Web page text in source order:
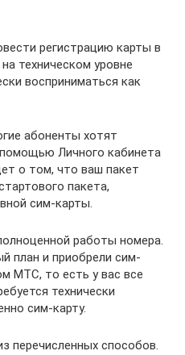
регистрацию карты в
техническом уровне
восприниматься как
абоненты хотят
Личного кабинета
о том, что ваш пакет
пакета,
сим-карты.
работы номера.
план и приобрели сим-
МТС, то есть у вас все
технически
сим-карту.
перечисленных способов.